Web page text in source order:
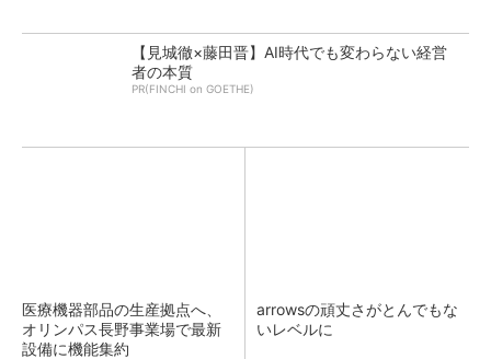
【見城徹×藤田晋】AI時代でも変わらない経営
者の本質
PR(FINCHI on GOETHE)
医療機器部品の生産拠点へ、
オリンパス長野事業場で最新
設備に機能集約
arrowsの頑丈さがとんでもな
いレベルに